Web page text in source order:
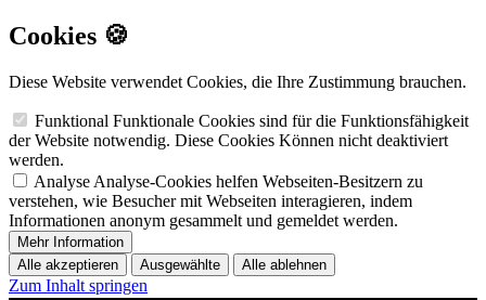
Cookies 🍪
Diese Website verwendet Cookies, die Ihre Zustimmung brauchen.
Funktional Funktionale Cookies sind für die Funktionsfähigkeit
der Website notwendig. Diese Cookies Können nicht deaktiviert
werden.
Analyse Analyse-Cookies helfen Webseiten-Besitzern zu
verstehen, wie Besucher mit Webseiten interagieren, indem
Informationen anonym gesammelt und gemeldet werden.
Mehr Information
Alle akzeptieren
Ausgewählte Alle ablehnen
Zum Inhalt springen